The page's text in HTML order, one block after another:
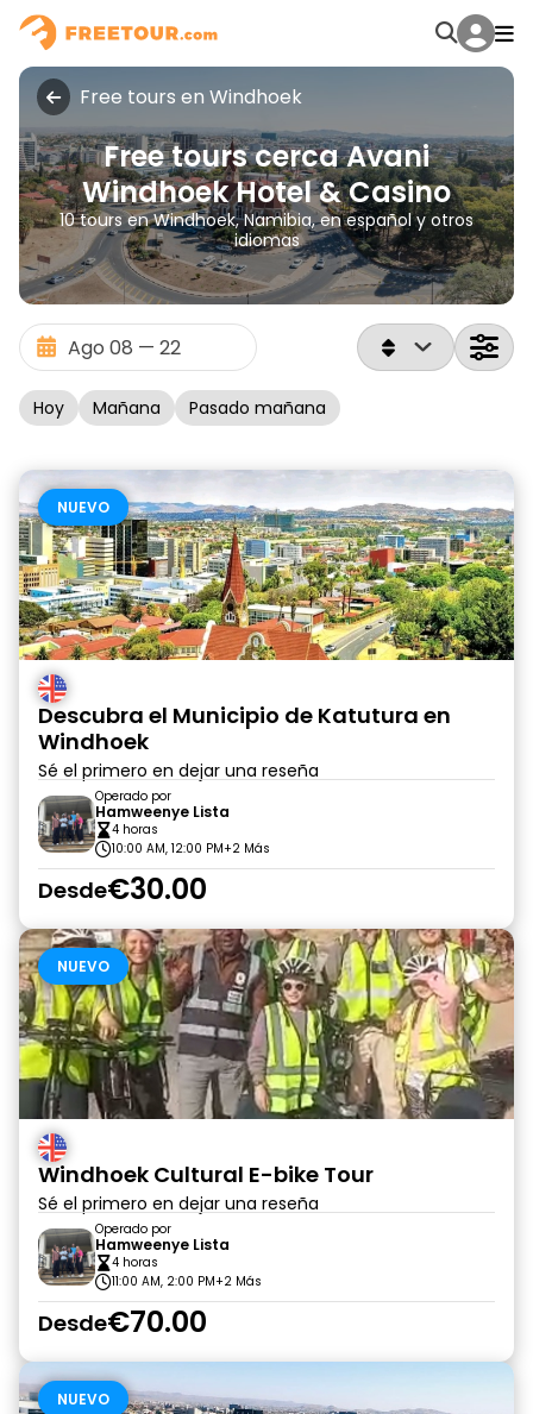
Free tours en Windhoek
Free tours cerca Avani
Windhoek Hotel & Casino
10 tours en Windhoek, Namibia, en español y otros
idiomas
Hoy Mañana Pasado mañana
NUEVO
Descubra el Municipio de Katutura en
Windhoek
Sé el primero en dejar una reseña
Operado por
Hamweenye Lista
4 horas
10:00 AM, 12:00 PM+2 Más
Desde€30.00
NUEVO
Windhoek Cultural E-bike Tour
Sé el primero en dejar una reseña
Operado por
Hamweenye Lista
4 horas
11:00 AM, 2:00 PM+2 Más
Desde€70.00
NUEVO